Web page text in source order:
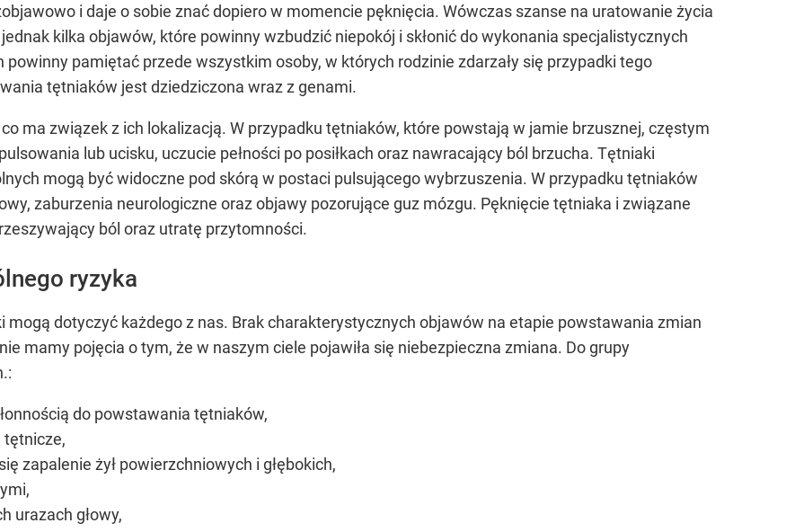
i daje o sobie znać dopiero w momencie pęknięcia. Wówczas szanse na uratowanie życia
kilka objawów, które powinny wzbudzić niepokój i skłonić do wykonania specjalistycznych
pamiętać przede wszystkim osoby, w których rodzinie zdarzały się przypadki tego
tętniaków jest dziedziczona wraz z genami.
ma związek z ich lokalizacją. W przypadku tętniaków, które powstają w jamie brzusznej, częstym
lub ucisku, uczucie pełności po posiłkach oraz nawracający ból brzucha. Tętniaki
mogą być widoczne pod skórą w postaci pulsującego wybrzuszenia. W przypadku tętniaków
zaburzenia neurologiczne oraz objawy pozorujące guz mózgu. Pęknięcie tętniaka i związane
ból oraz utratę przytomności.
ryzyka
mogą dotyczyć każdego z nas. Brak charakterystycznych objawów na etapie powstawania zmian
mamy pojęcia o tym, że w naszym ciele pojawiła się niebezpieczna zmiana. Do grupy
do powstawania tętniaków,
tętnicze,
zapalenie żył powierzchniowych i głębokich,
urazach głowy,